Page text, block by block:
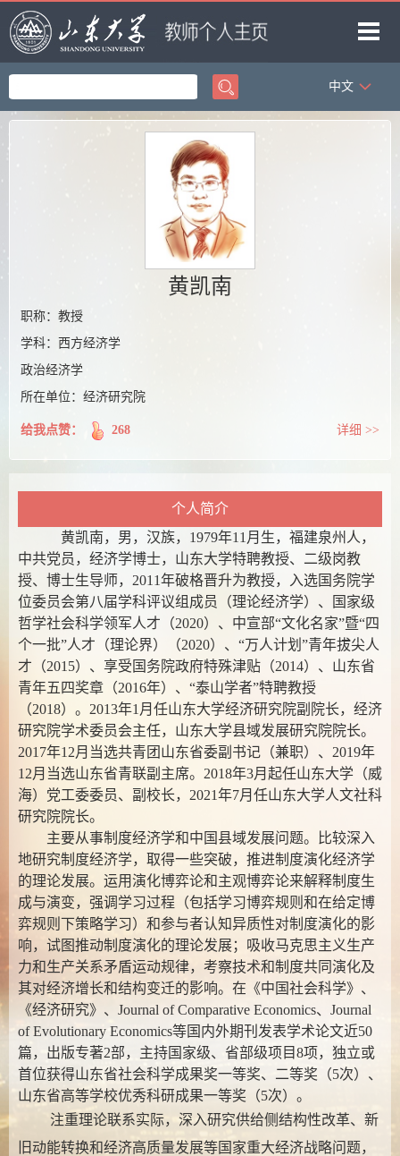
首页
中文
黄凯南
职称：教授
学科：西方经济学
政治经济学
所在单位：经济研究院
给我点赞： 268 详细 >>
个人简介
黄凯南，男，汉族，1979年11月生，福建泉州人，
中共党员，经济学博士，山东大学特聘教授、二级岗教
授、博士生导师，2011年破格晋升为教授，入选国务院学
位委员会第八届学科评议组成员（理论经济学）、国家级
哲学社会科学领军人才（2020）、中宣部“文化名家”暨“四
个一批”人才（理论界）（2020）、“万人计划”青年拔尖人
才（2015）、享受国务院政府特殊津贴（2014）、山东省
青年五四奖章（2016年）、“泰山学者”特聘教授
（2018）。2013年1月任山东大学经济研究院副院长，经济
研究院学术委员会主任，山东大学县域发展研究院院长。
2017年12月当选共青团山东省委副书记（兼职）、2019年
12月当选山东省青联副主席。2018年3月起任山东大学（威
海）党工委委员、副校长，2021年7月任山东大学人文社科
研究院院长。
主要从事制度经济学和中国县域发展问题。比较深入
地研究制度经济学，取得一些突破，推进制度演化经济学
的理论发展。运用演化博弈论和主观博弈论来解释制度生
成与演变，强调学习过程（包括学习博弈规则和在给定博
弈规则下策略学习）和参与者认知异质性对制度演化的影
响，试图推动制度演化的理论发展；吸收马克思主义生产
力和生产关系矛盾运动规律，考察技术和制度共同演化及
其对经济增长和结构变迁的影响。在《中国社会科学》、
《经济研究》、Journal of Comparative Economics、Journal
of Evolutionary Economics等国内外期刊发表学术论文近50
篇，出版专著2部，主持国家级、省部级项目8项，独立或
首位获得山东省社会科学成果奖一等奖、二等奖（5次）、
山东省高等学校优秀科研成果一等奖（5次）。
注重理论联系实际，深入研究供给侧结构性改革、新
旧动能转换和经济高质量发展等国家重大经济战略问题，